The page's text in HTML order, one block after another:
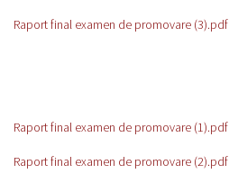
Raport final examen de promovare (3).pdf
Raport final examen de promovare (1).pdf
Raport final examen de promovare (2).pdf